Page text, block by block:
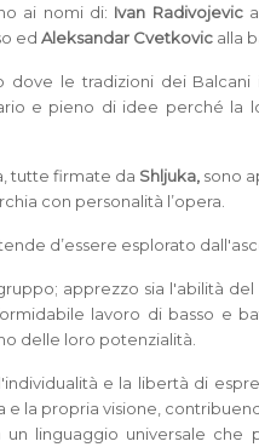
ai nomi di: Ivan Radivojevic
ed Aleksandar Cvetkovic alla
le tradizioni dei
e pieno di idee perché la
tutte firmate da Shljuka, sono
con personalità l’opera.
d’essere esplorato
apprezzo sia l'abilità
lavoro di basso e
delle loro potenzialità.
e la libertà di
la propria visione,
linguaggio universale che